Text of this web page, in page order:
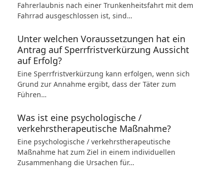
Fahrerlaubnis nach einer Trunkenheitsfahrt mit dem
Fahrrad ausgeschlossen ist, sind…
Unter welchen Voraussetzungen hat ein
Antrag auf Sperrfristverkürzung Aussicht
auf Erfolg?
Eine Sperrfristverkürzung kann erfolgen, wenn sich
Grund zur Annahme ergibt, dass der Täter zum
Führen…
Was ist eine psychologische /
verkehrstherapeutische Maßnahme?
Eine psychologische / verkehrstherapeutische
Maßnahme hat zum Ziel in einem individuellen
Zusammenhang die Ursachen für…